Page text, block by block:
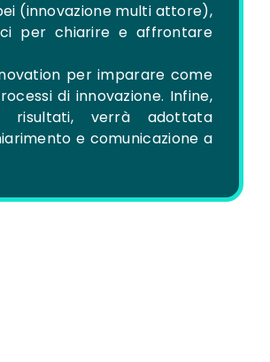
(innovazione multi attore),
per chiarire e affrontare
per imparare come
di innovazione. Infine,
risultati, verrà adottata
e comunicazione a